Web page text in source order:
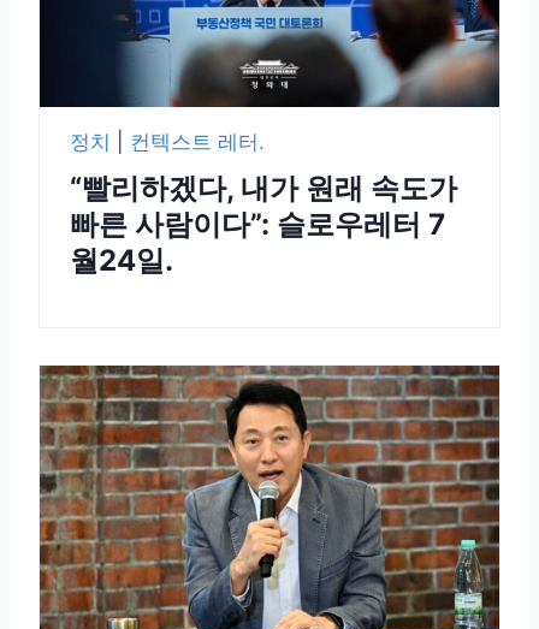
정치 컨텍스트 레터.
“빨리하겠다, 내가 원래 속도가
빠른 사람이다”: 슬로우레터 7
월24일.